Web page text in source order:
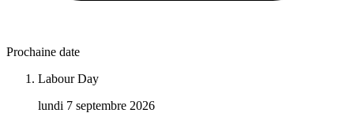
Prochaine date
Labour Day
lundi 7 septembre 2026